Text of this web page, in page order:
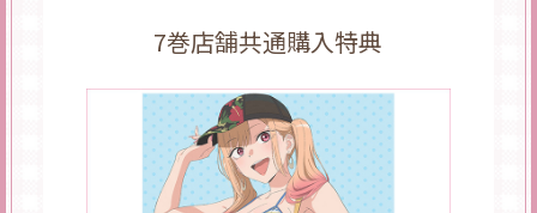
7巻店舗共通購入特典